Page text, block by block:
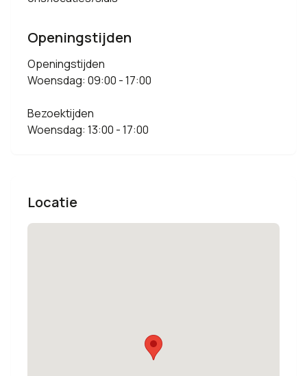
Openingstijden
Openingstijden
Woensdag: 09:00 - 17:00
Bezoektijden
Woensdag: 13:00 - 17:00
Locatie